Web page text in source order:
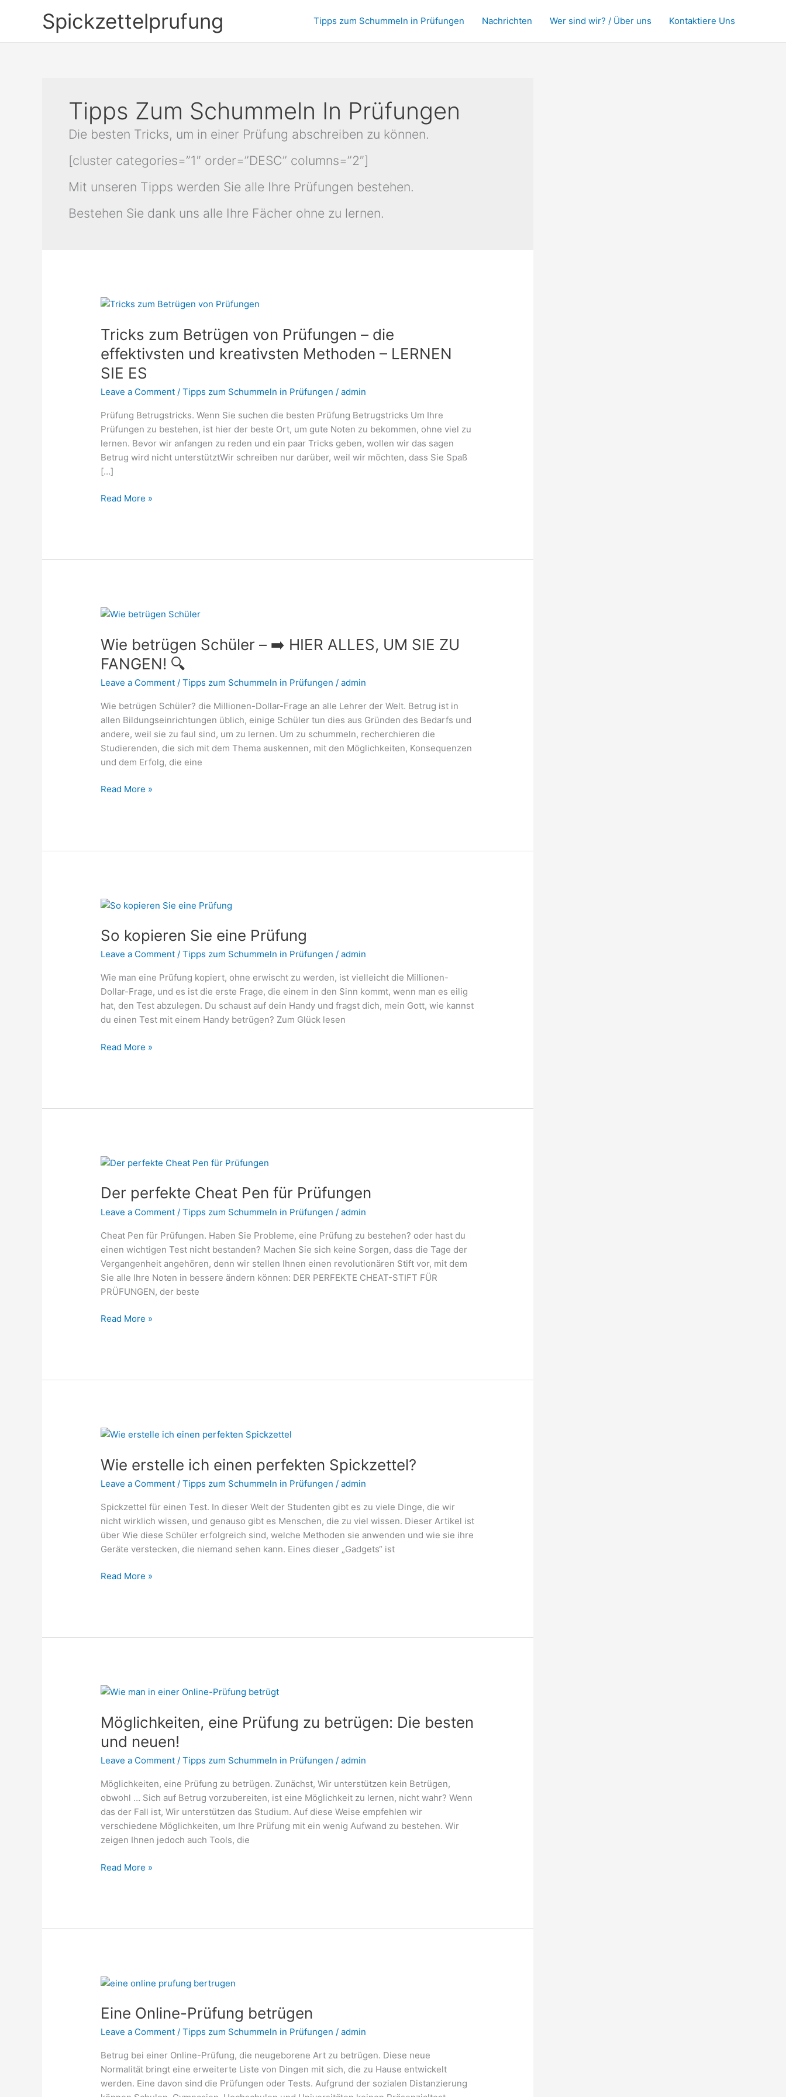
Spickzettelprufung Tipps zum Schummeln in Prüfungen Nachrichten Wer sind wir? / Über uns Kontaktiere Uns
Tipps Zum Schummeln In Prüfungen
Die besten Tricks, um in einer Prüfung abschreiben zu können.
[cluster categories=”1″ order=”DESC” columns=”2″]
Mit unseren Tipps werden Sie alle Ihre Prüfungen bestehen.
Bestehen Sie dank uns alle Ihre Fächer ohne zu lernen.
Tricks zum Betrügen von Prüfungen – die
effektivsten und kreativsten Methoden – LERNEN
SIE ES
Leave a Comment /Tipps zum Schummeln in Prüfungen /admin
Prüfung Betrugstricks. Wenn Sie suchen die besten Prüfung Betrugstricks Um Ihre
Prüfungen zu bestehen, ist hier der beste Ort, um gute Noten zu bekommen, ohne viel zu
lernen. Bevor wir anfangen zu reden und ein paar Tricks geben, wollen wir das sagen
Betrug wird nicht unterstütztWir schreiben nur darüber, weil wir möchten, dass Sie Spaß
[…]
Tricks
Betrügen
von
Prüfungen
–
die
und
kreativsten
Methoden
–
LERNEN
ES
Read More »
Wie betrügen Schüler – ➡️ HIER ALLES, UM SIE ZU
FANGEN! 🔍
Leave a Comment /Tipps zum Schummeln in Prüfungen /admin
Wie betrügen Schüler? die Millionen-Dollar-Frage an alle Lehrer der Welt. Betrug ist in
allen Bildungseinrichtungen üblich, einige Schüler tun dies aus Gründen des Bedarfs und
andere, weil sie zu faul sind, um zu lernen. Um zu schummeln, recherchieren die
Studierenden, die sich mit dem Thema auskennen, mit den Möglichkeiten, Konsequenzen
und dem Erfolg, die eine
Wie
Schüler
➡️
HIER
UM
SIE
ZU
FANGEN!
🔍
Read More »
So kopieren Sie eine Prüfung
Leave a Comment /Tipps zum Schummeln in Prüfungen /admin
Wie man eine Prüfung kopiert, ohne erwischt zu werden, ist vielleicht die Millionen-
Dollar-Frage, und es ist die erste Frage, die einem in den Sinn kommt, wenn man es eilig
hat, den Test abzulegen. Du schaust auf dein Handy und fragst dich, mein Gott, wie kannst
du einen Test mit einem Handy betrügen? Zum Glück lesen
So
Sie
Prüfung
Read More »
Der perfekte Cheat Pen für Prüfungen
Leave a Comment /Tipps zum Schummeln in Prüfungen /admin
Cheat Pen für Prüfungen. Haben Sie Probleme, eine Prüfung zu bestehen? oder hast du
einen wichtigen Test nicht bestanden? Machen Sie sich keine Sorgen, dass die Tage der
Vergangenheit angehören, denn wir stellen Ihnen einen revolutionären Stift vor, mit dem
Sie alle Ihre Noten in bessere ändern können: DER PERFEKTE CHEAT-STIFT FÜR
PRÜFUNGEN, der beste
Der
Cheat
für
Prüfungen
Read More »
Wie erstelle ich einen perfekten Spickzettel?
Leave a Comment /Tipps zum Schummeln in Prüfungen /admin
Spickzettel für einen Test. In dieser Welt der Studenten gibt es zu viele Dinge, die wir
nicht wirklich wissen, und genauso gibt es Menschen, die zu viel wissen. Dieser Artikel ist
über Wie diese Schüler erfolgreich sind, welche Methoden sie anwenden und wie sie ihre
Geräte verstecken, die niemand sehen kann. Eines dieser „Gadgets“ ist
Wie
ich
perfekten
Spickzettel?
Read More »
Möglichkeiten, eine Prüfung zu betrügen: Die besten
und neuen!
Leave a Comment /Tipps zum Schummeln in Prüfungen /admin
Möglichkeiten, eine Prüfung zu betrügen. Zunächst, Wir unterstützen kein Betrügen,
obwohl … Sich auf Betrug vorzubereiten, ist eine Möglichkeit zu lernen, nicht wahr? Wenn
das der Fall ist, Wir unterstützen das Studium. Auf diese Weise empfehlen wir
verschiedene Möglichkeiten, um Ihre Prüfung mit ein wenig Aufwand zu bestehen. Wir
zeigen Ihnen jedoch auch Tools, die
Möglichkeiten,
Prüfung
betrügen:
Die
und
neuen!
Read More »
Eine Online-Prüfung betrügen
Leave a Comment /Tipps zum Schummeln in Prüfungen /admin
Betrug bei einer Online-Prüfung, die neugeborene Art zu betrügen. Diese neue
Normalität bringt eine erweiterte Liste von Dingen mit sich, die zu Hause entwickelt
werden. Eine davon sind die Prüfungen oder Tests. Aufgrund der sozialen Distanzierung
Eine
Prüfung